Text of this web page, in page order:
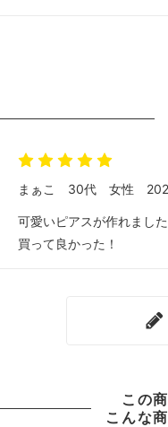
まぁこ 30代 女性
可愛いピアスが作れました
買って良かった！
この
こんな